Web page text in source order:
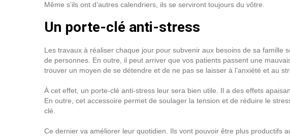
Même s’ils ont d’autres calendriers, ils se serviront toujours du vôtre.
Un porte-clé anti-stress
Les travaux à réaliser chaque jour pour subvenir aux besoins de sa famille
de personnes. En outre, il peut arriver que vos patients passent une
trouver un moyen de se détendre et de ne pas se laisser à l’anxiété et au
À cet effet, un porte-clé anti-stress leur sera bien utile. Il a des effets
En outre, cet accessoire permet de soulager la tension et de réduire le
clé.
Ce dernier va améliorer leur quotidien. Ils vont pouvoir être plus productifs